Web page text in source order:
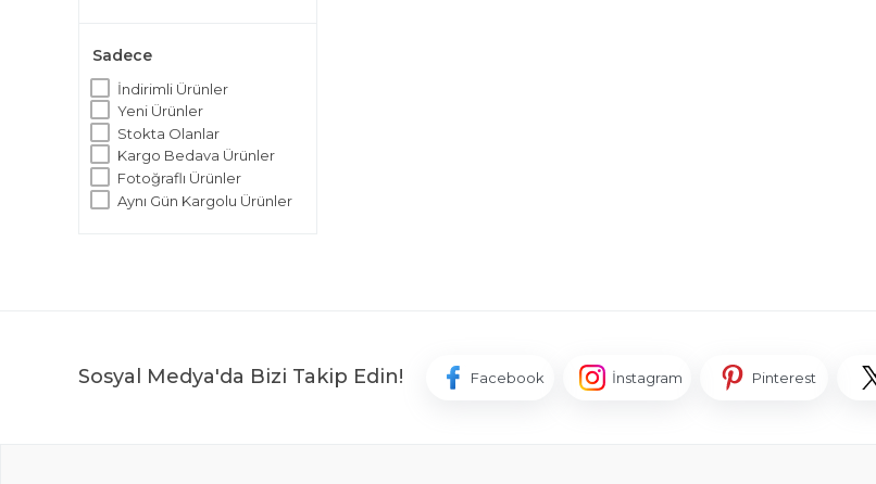
Sadece
İndirimli Ürünler
Yeni Ürünler
Stokta Olanlar
Kargo Bedava Ürünler
Fotoğraflı Ürünler
Aynı Gün Kargolu Ürünler
Sosyal Medya'da Bizi Takip Edin! Facebook İnstagram Pinterest